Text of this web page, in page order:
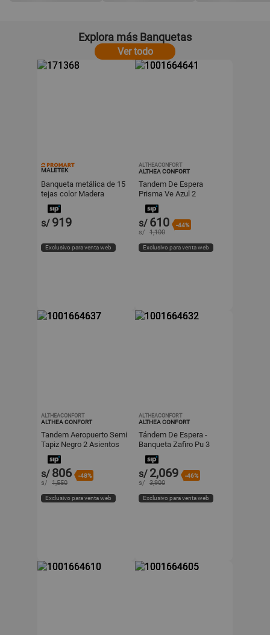
Explora más Banquetas
Ver todo
MALETEK
Banqueta metálica de 15
tejas color Madera
Maletek
s/ 919
Exclusivo para venta web
ALTHEACONFORT
ALTHEA CONFORT
Tandem De Espera
Prisma Ve Azul 2
Asientos Estructura Gris
Althea Confort
s/ 610 -44%
s/ 1,100
Exclusivo para venta web
ALTHEACONFORT
ALTHEA CONFORT
Tandem Aeropuerto Semi
Tapiz Negro 2 Asientos
Althea Confort
s/ 806 -48%
s/ 1,550
Exclusivo para venta web
ALTHEACONFORT
ALTHEA CONFORT
Tándem De Espera -
Banqueta Zafiro Pu 3
Puestos Gris Althea
Confort
s/ 2,069 -46%
s/ 3,900
Exclusivo para venta web